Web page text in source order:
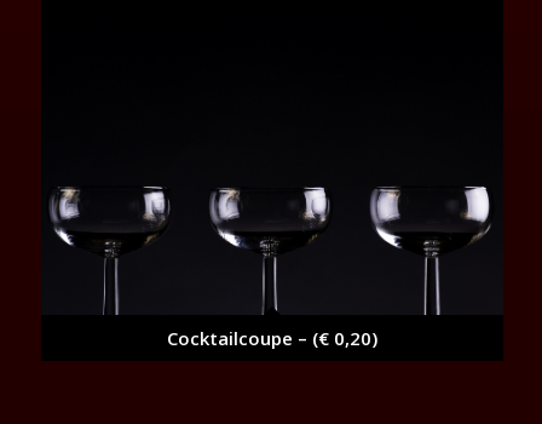
Cocktailcoupe – (€ 0,20)